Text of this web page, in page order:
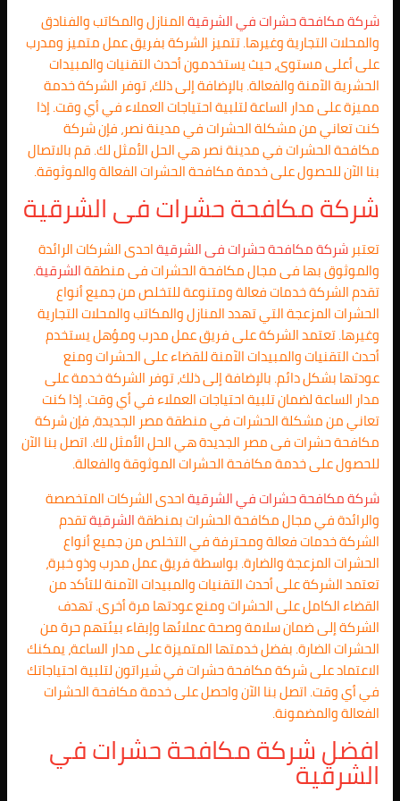
شركة مكافحة حشرات في الشرقيةالمنازل والمكاتب والفنادق
والمحلات التجارية وغيرها. تتميز الشركة بفريق عمل متميز ومدرب
على أعلى مستوى، حيث يستخدمون أحدث التقنيات والمبيدات
الحشرية الآمنة والفعالة. بالإضافة إلى ذلك، توفر الشركة خدمة
مميزة على مدار الساعة لتلبية احتياجات العملاء في أي وقت. إذا
كنت تعاني من مشكلة الحشرات في مدينة نصر، فإن شركة
مكافحة الحشرات في مدينة نصر هي الحل الأمثل لك. قم بالاتصال
بنا الآن للحصول على خدمة مكافحة الحشرات الفعالة والموثوقة.
شركة مكافحة حشرات فىالشرقية
تعتبرشركة مكافحة حشرات فى الشرقيةاحدى الشركات الرائدة
والموثوق بها فى مجال مكافحة الحشرات فى منطقةالشرقية.
تقدم الشركة خدمات فعالة ومتنوعة للتخلص من جميع أنواع
الحشرات المزعجة التي تهدد المنازل والمكاتب والمحلات التجارية
وغيرها. تعتمد الشركة على فريق عمل مدرب ومؤهل يستخدم
أحدث التقنيات والمبيدات الآمنة للقضاء على الحشرات ومنع
عودتها بشكل دائم. بالإضافة إلى ذلك، توفر الشركة خدمة على
مدار الساعة لضمان تلبية احتياجات العملاء في أي وقت. إذا كنت
تعاني من مشكلة الحشرات في منطقة مصر الجديدة، فإن شركة
مكافحة حشرات فى مصر الجديدة هي الحل الأمثل لك. اتصل بنا الآن
للحصول على خدمة مكافحة الحشرات الموثوقة والفعالة.
شركة مكافحة حشرات في الشرقيةاحدى الشركات المتخصصة
والرائدة في مجال مكافحة الحشرات بمنطقةالشرقيةتقدم
الشركة خدمات فعالة ومحترفة في التخلص من جميع أنواع
الحشرات المزعجة والضارة. بواسطة فريق عمل مدرب وذو خبرة،
تعتمد الشركة على أحدث التقنيات والمبيدات الآمنة للتأكد من
القضاء الكامل على الحشرات ومنع عودتها مرة أخرى. تهدف
الشركة إلى ضمان سلامة وصحة عملائها وإبقاء بيئتهم حرة من
الحشرات الضارة. بفضل خدمتها المتميزة على مدار الساعة، يمكنك
الاعتماد على شركة مكافحة حشرات في شيراتون لتلبية احتياجاتك
في أي وقت. اتصل بنا الآن واحصل على خدمة مكافحة الحشرات
الفعالة والمضمونة.
افضل شركة مكافحة حشرات في
الشرقية